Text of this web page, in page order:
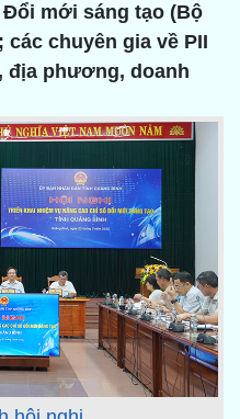
mới sáng tạo (Bộ
các chuyên gia về PII
địa phương, doanh